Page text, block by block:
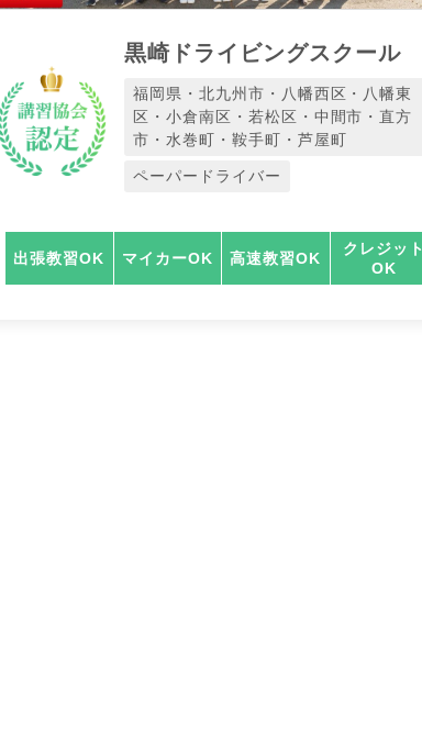
黒崎ドライビングスクール
福岡県・北九州市・八幡西区・八幡東
区・小倉南区・若松区・中間市・直方
市・水巻町・鞍手町・芦屋町
ペーパードライバー
出張教習OK マイカーOK 高速教習OK
クレジット
OK